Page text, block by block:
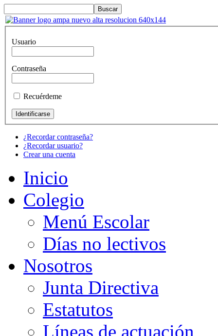
Usuario
Contraseña
Recuérdeme
¿Recordar contraseña?
¿Recordar usuario?
Crear una cuenta
Inicio
Colegio
Menú Escolar
Días no lectivos
Nosotros
Junta Directiva
Estatutos
Líneas de actuación